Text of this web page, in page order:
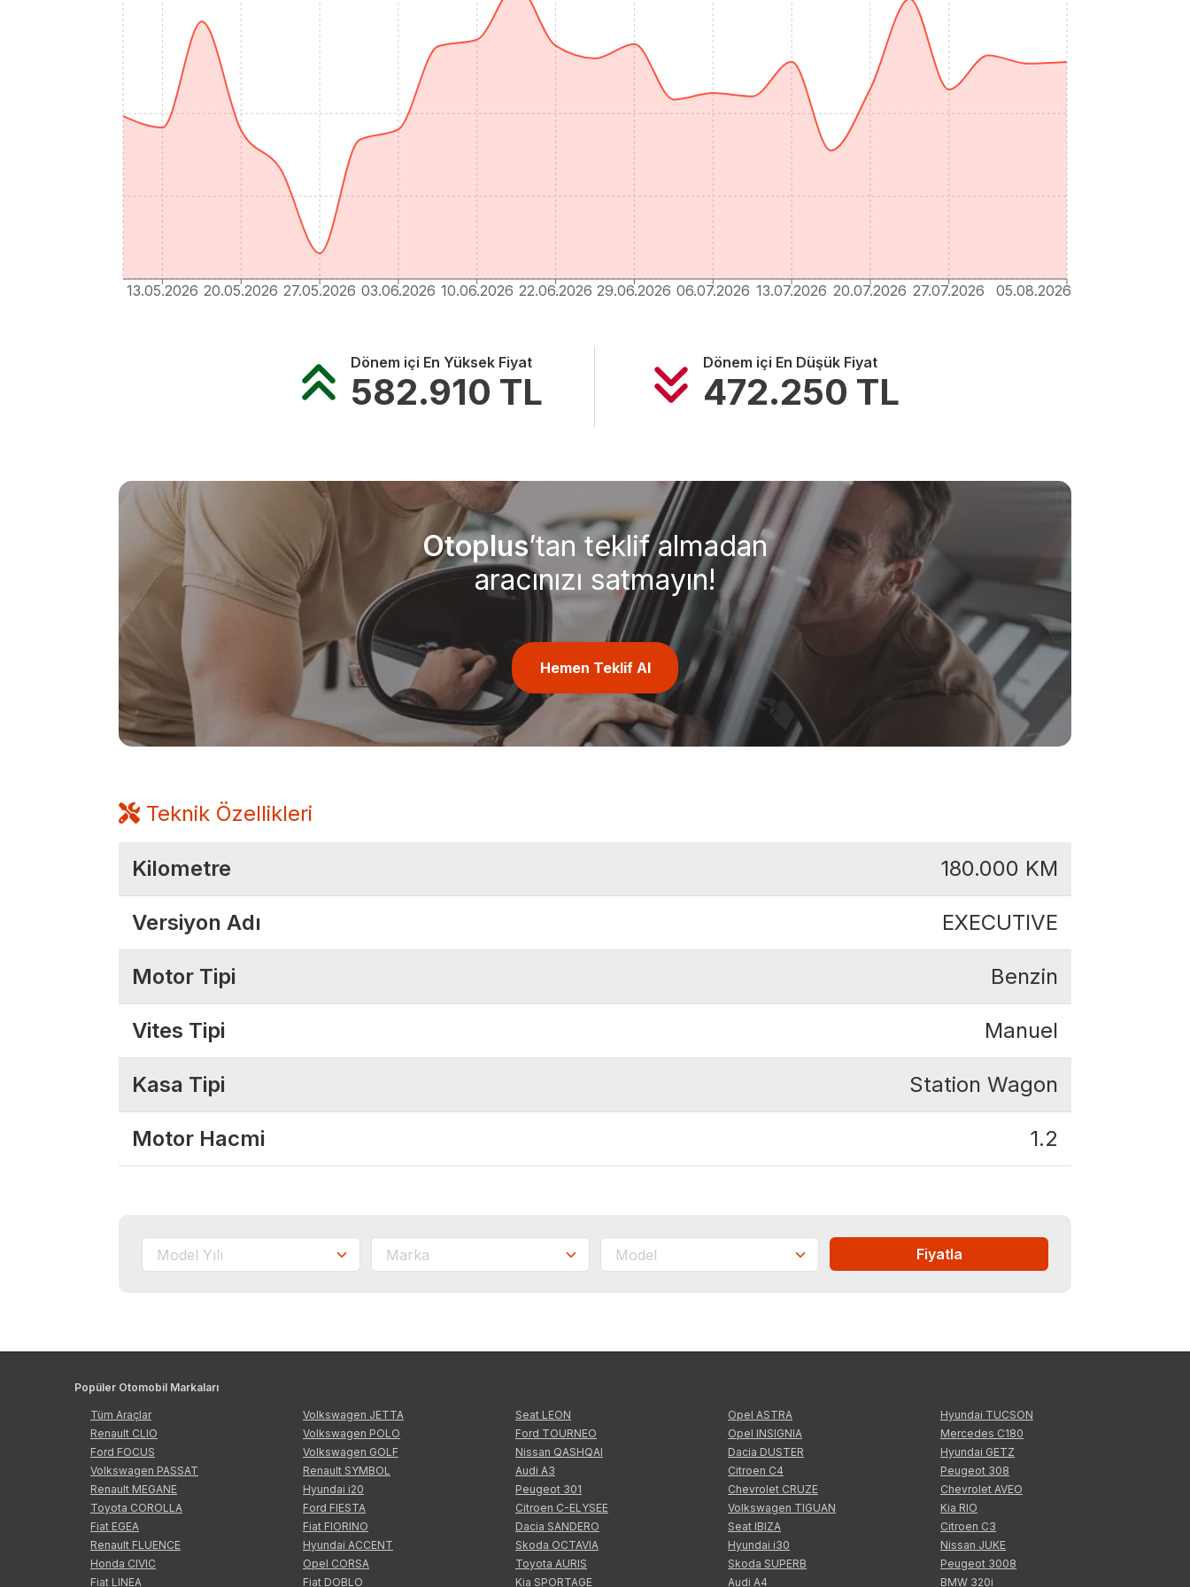
13.05.2026 20.05.2026 27.05.2026 03.06.2026 10.06.2026 22.06.2026 29.06.2026 06.07.2026 13.07.2026 20.07.2026 27.07.2026 05.08.2026
Dönem içi En Yüksek Fiyat
582.910 TL
Dönem içi En Düşük Fiyat
472.250 TL
Otoplus’tan teklif almadan
aracınızı satmayın!
Hemen Teklif Al
Teknik Özellikleri
Kilometre 180.000 KM
Versiyon Adı EXECUTIVE
Motor Tipi Benzin
Vites Tipi Manuel
Kasa Tipi Station Wagon
Motor Hacmi 1.2
Fiyatla
Popüler Otomobil Markaları
Tüm Araçlar
Renault CLIO
Ford FOCUS
Volkswagen PASSAT
Renault MEGANE
Toyota COROLLA
Fiat EGEA
Renault FLUENCE
Honda CIVIC
Fiat LINEA
Volkswagen JETTA
Volkswagen POLO
Volkswagen GOLF
Renault SYMBOL
Hyundai i20
Ford FIESTA
Fiat FIORINO
Hyundai ACCENT
Opel CORSA
Fiat DOBLO
Seat LEON
Ford TOURNEO
Nissan QASHQAI
Audi A3
Peugeot 301
Citroen C-ELYSEE
Dacia SANDERO
Skoda OCTAVIA
Toyota AURIS
Kia SPORTAGE
Opel ASTRA
Opel INSIGNIA
Dacia DUSTER
Citroen C4
Chevrolet CRUZE
Volkswagen TIGUAN
Seat IBIZA
Hyundai i30
Skoda SUPERB
Audi A4
Hyundai TUCSON
Mercedes C180
Hyundai GETZ
Peugeot 308
Chevrolet AVEO
Kia RIO
Citroen C3
Nissan JUKE
Peugeot 3008
BMW 320i